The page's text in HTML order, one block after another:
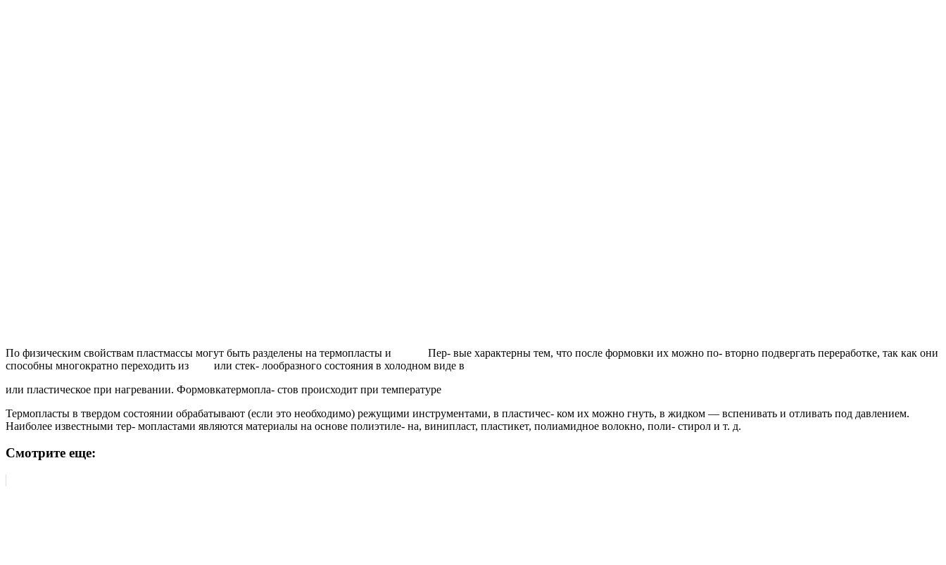
По физическим свойствам пластмассы могут быть разделены на термопласты и Пер- вые характерны тем, что после формовки их можно по- вторно подвергать переработке, так как они
способны многократно переходить из или стек- лообразного состояния в холодном виде в
или пластическое при нагревании. Формовкатермопла- стов происходит при температуре
Термопласты в твердом состоянии обрабатывают (если это необходимо) режущими инструментами, в пластичес- ком их можно гнуть, в жидком — вспенивать и отливать под давлением.
Наиболее известными тер- мопластами являются материалы на основе полиэтиле- на, винипласт, пластикет, полиамидное волокно, поли- стирол и т. д.
Смотрите еще: